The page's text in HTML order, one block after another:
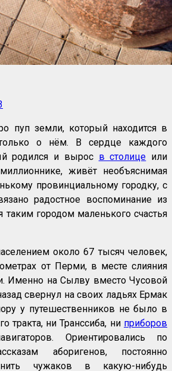
пуп земли, который находится в
о нём. В сердце каждого
родился и вырос в столице или
живёт необъяснимая
провинциальному городку, с
радостное воспоминание из
городом маленького счастья
около 67 тысяч человек,
от Перми, в месте слияния
Именно на Сылву вместо Чусовой
свернул на своих ладьях Ермак
у путешественников не было в
тракта, ни Транссиба, ни приборов
Ориентировались по
аборигенов, постоянно
чужаков в какую-нибудь